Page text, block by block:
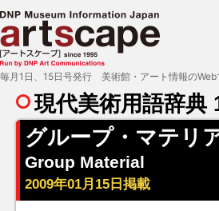
現代美術用語辞典
グループ・マテリ
Group Material
2009年01月15日掲載
毎月1日、15日号発行 美術館・アート情報のWeb